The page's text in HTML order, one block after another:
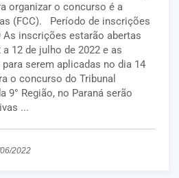
organizar o concurso é a
(FCC). Período de inscrições
As inscrições estarão abertas
12 de julho de 2022 e as
serem aplicadas no dia 14
o concurso do Tribunal
9° Região, no Paraná serão
...
2022